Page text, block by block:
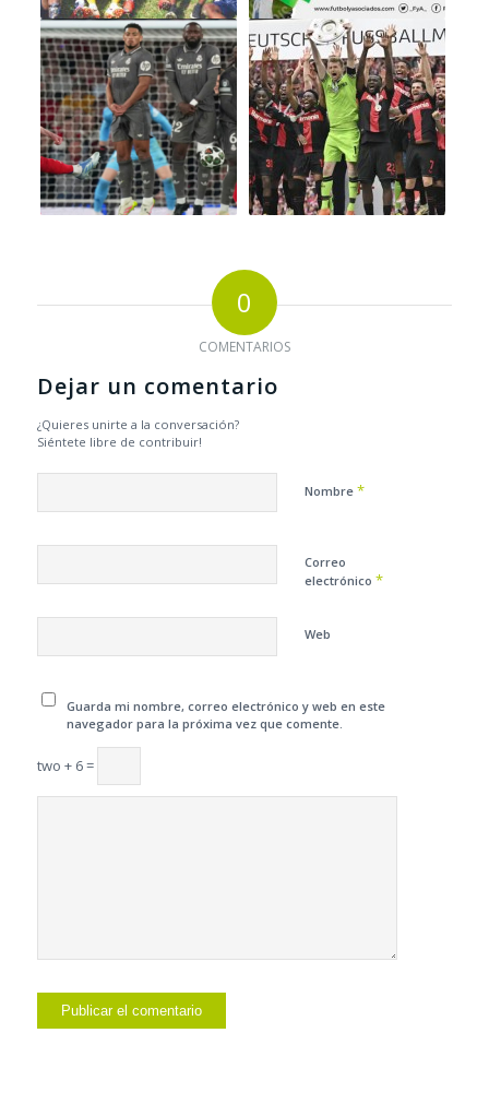
0
COMENTARIOS
Dejar un comentario
¿Quieres unirte a la conversación?
Siéntete libre de contribuir!
Nombre *
Correo
electrónico *
Web
Guarda mi nombre, correo electrónico y web en este
navegador para la próxima vez que comente.
two + 6 =